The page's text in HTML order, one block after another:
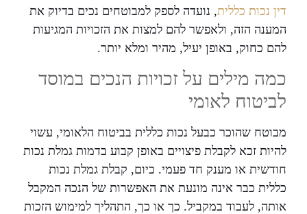
דין נכות כללית, נועדה לספק למבוטחים נכים בדיוק את
המענה הזה, ולאפשר להם למצות את הזכויות המגיעות
להם כחוק, באופן יעיל, מהיר ומלא יותר.
כמה מילים על זכויות הנכים במוסד
לביטוח לאומי
מבוטח שהוכר כבעל נכות כללית בביטוח הלאומי, עשוי
להיות זכא לקבלת פיצויים באופן קבוע בדמות גמלת נכות
חודשית או מענק חד פעמי. כיום, קבלת גמלת נכות
כללית כבר אינה מונעת את האפשרות של הנכה המקבל
אותה, לעבוד במקביל. כך או כך, התהליך למימוש הזכות